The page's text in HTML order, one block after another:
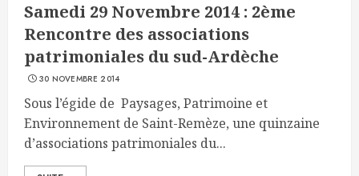
Samedi 29 Novembre 2014 : 2ème
Rencontre des associations
patrimoniales du sud-Ardèche
30 NOVEMBRE 2014
Sous l’égide de Paysages, Patrimoine et
Environnement de Saint-Remèze, une quinzaine
d’associations patrimoniales du...